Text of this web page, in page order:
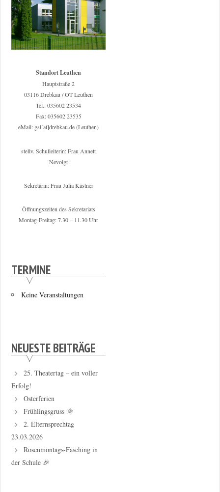
Standort Leuthen
Hauptstraße 2
03116 Drebkau / OT Leuthen
Tel.: 035602 23534
Fax: 035602 23535
eMail: gsl[at]drebkau.de (Leuthen)
stellv. Schulleiterin: Frau Annett
Nevoigt
Sekretärin: Frau Julia Kästner
Öffnungszeiten des Sekretariats
Montag-Freitag: 7.30 – 11.30 Uhr
TERMINE
Keine Veranstaltungen
NEUESTE BEITRÄGE
25. Theatertag – ein voller
Erfolg!
Osterferien
Frühlingsgruss 🌞
2. Elternsprechtag
23.03.2026
Rosenmontags-Fasching in
der Schule 🎉